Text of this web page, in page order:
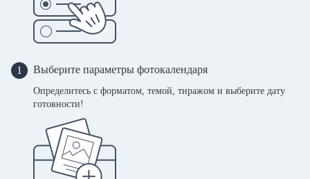
1 Выберите параметры фотокалендаря
Определитесь с форматом, темой, тиражом и выберите дату
готовности!